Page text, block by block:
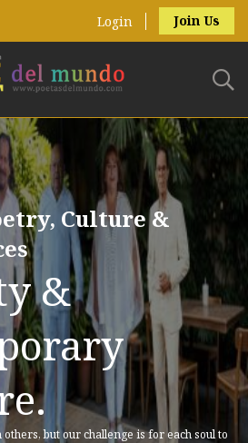
Login Join Us
Culture &
&
but our challenge is for each soul to